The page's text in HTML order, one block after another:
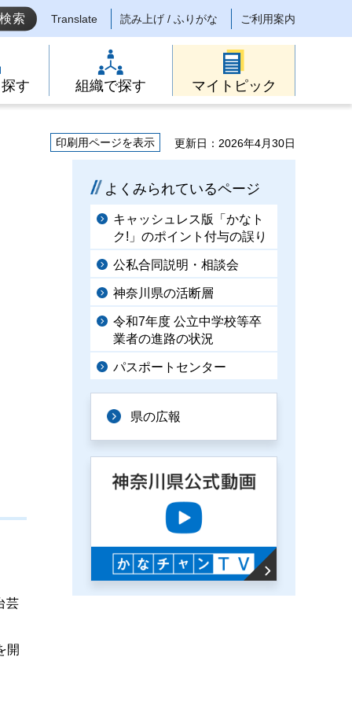
Translate 読み上げ / ふりがな ご利用案内
す 組織で探す マイトピック
印刷用ページを表示
更新日：2026年4月30日
芸
開
よくみられているページ
キャッシュレス版「かなト
ク!」のポイント付与の誤り
公私合同説明・相談会
神奈川県の活断層
令和7年度 公立中学校等卒
業者の進路の状況
パスポートセンター
県の広報